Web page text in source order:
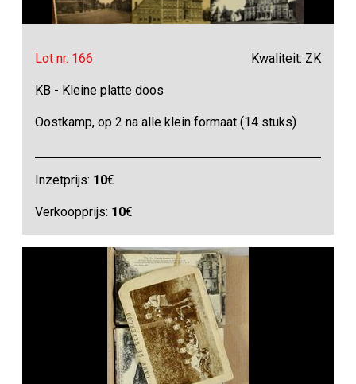
Lot nr. 166 Kwaliteit: ZK
KB - Kleine platte doos
Oostkamp, op 2 na alle klein formaat (14 stuks)
Inzetprijs: 10€
Verkoopprijs: 10€